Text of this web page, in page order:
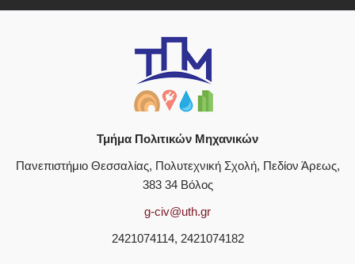
Τμήμα Πολιτικών Μηχανικών
Πανεπιστήμιο Θεσσαλίας, Πολυτεχνική Σχολή, Πεδίον Άρεως,
383 34 Βόλος
g-civ@uth.gr
2421074114, 2421074182